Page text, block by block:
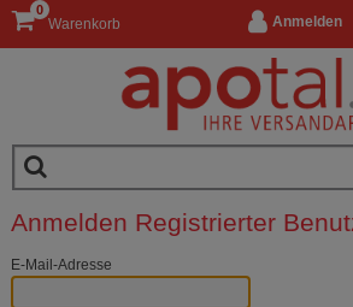
Anmelden
Warenkorb
0
Anmelden Registrierter
E-Mail-Adresse